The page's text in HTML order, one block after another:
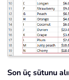
Son üç sütunu